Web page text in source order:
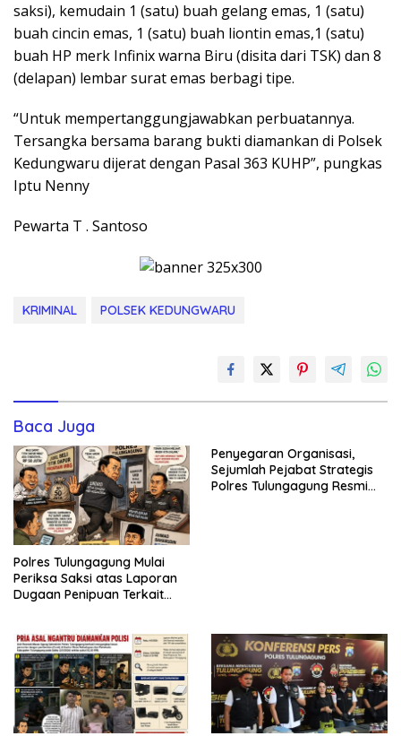
saksi), kemudain 1 (satu) buah gelang emas, 1 (satu)
buah cincin emas, 1 (satu) buah liontin emas,1 (satu)
buah HP merk Infinix warna Biru (disita dari TSK) dan 8
(delapan) lembar surat emas berbagi tipe.
“Untuk mempertanggungjawabkan perbuatannya.
Tersangka bersama barang bukti diamankan di Polsek
Kedungwaru dijerat dengan Pasal 363 KUHP”, pungkas
Iptu Nenny
Pewarta T . Santoso
KRIMINAL POLSEK KEDUNGWARU
Baca Juga
Polres Tulungagung Mulai
Periksa Saksi atas Laporan
Dugaan Penipuan Terkait
Penyegaran Organisasi,
Sejumlah Pejabat Strategis
Polres Tulungagung Resmi